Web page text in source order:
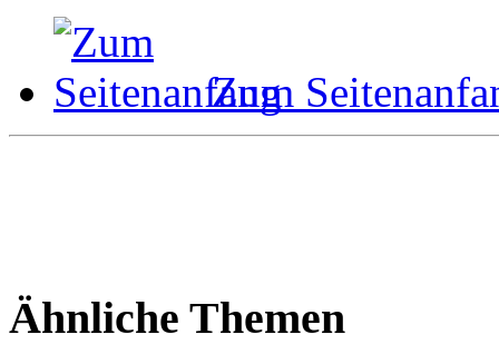
Zum
Ähnliche Themen